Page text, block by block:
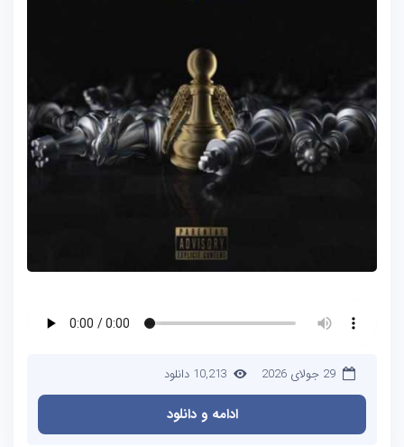
29 جولای 2026 10,213 دانلود
ادامه و دانلود